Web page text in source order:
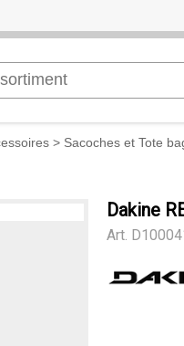
> Sacoches et Tote
Dakine
Art.